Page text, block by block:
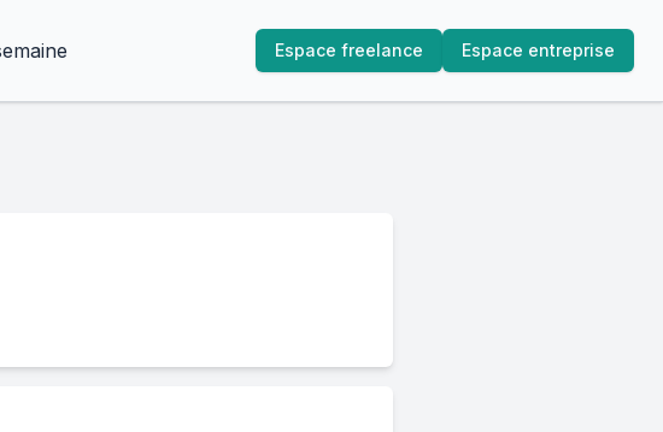
Espace freelance Espace entreprise